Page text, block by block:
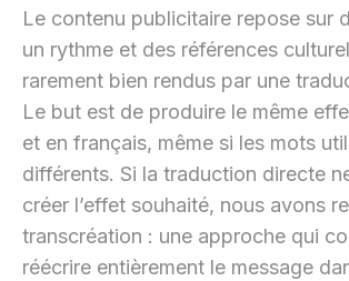
Le contenu publicitaire repose sur
un rythme et des références
rarement bien rendus par une
Le but est de produire le même
et en français, même si les mots
différents. Si la traduction directe
créer l’effet souhaité, nous avons
transcréation : une approche qui
réécrire entièrement le message